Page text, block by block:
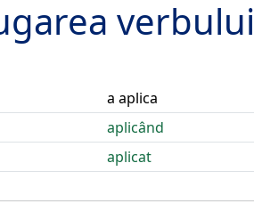
verbului
a aplica
aplicând
aplicat